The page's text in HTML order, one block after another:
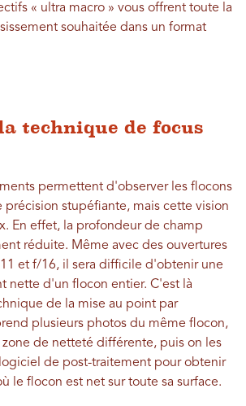
« ultra macro » vous offrent toute la
souhaitée dans un format
technique de focus
permettent d'observer les flocons
précision stupéfiante, mais cette vision
En effet, la profondeur de champ
réduite. Même avec des ouvertures
et f/16, il sera difficile d'obtenir une
nette d'un flocon entier. C'est là
de la mise au point par
plusieurs photos du même flocon,
zone de netteté différente, puis on les
de post-traitement pour obtenir
le flocon est net sur toute sa surface.